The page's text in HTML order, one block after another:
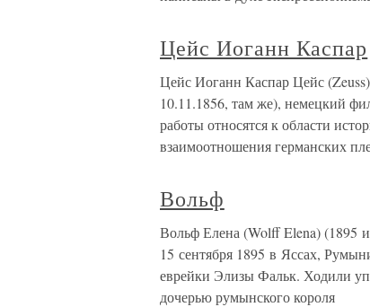
Цейс Иоганн Каспар
Цейс Иоганн Каспар Цейс
10.11.1856, там же), немецкий
работы относятся к области
взаимоотношения германских
Вольф
Вольф Елена (Wolff Elena) (1895
15 сентября 1895 в Яссах,
еврейки Элизы Фальк. Ходили
дочерью румынского короля